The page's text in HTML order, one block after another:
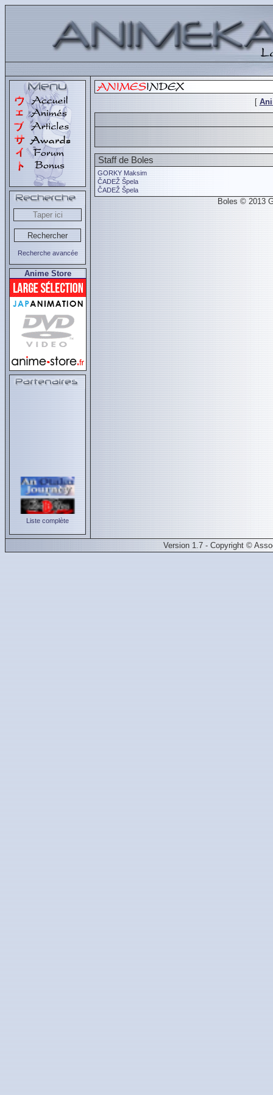
Recherche avancée
Anime Store
Liste complète
[
Staff de Boles
GORKY Maksim
ČADEŽ Špela
ČADEŽ Špela
Boles © 2013
Version 1.7 - Copyright ©